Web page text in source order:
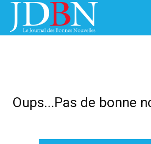
Oups...Pas de bonne